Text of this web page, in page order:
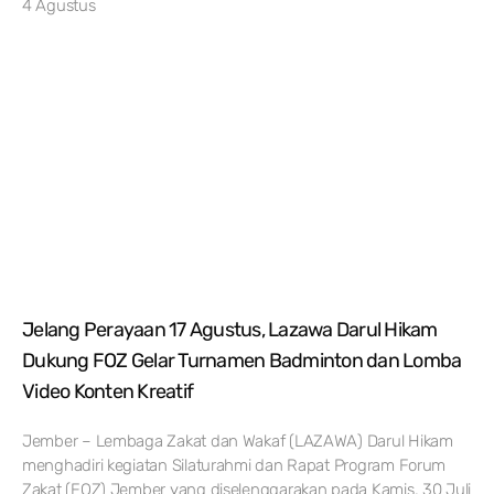
4 Agustus
Jelang Perayaan 17 Agustus, Lazawa Darul Hikam
Dukung FOZ Gelar Turnamen Badminton dan Lomba
Video Konten Kreatif
Jember – Lembaga Zakat dan Wakaf (LAZAWA) Darul Hikam
menghadiri kegiatan Silaturahmi dan Rapat Program Forum
Zakat (FOZ) Jember yang diselenggarakan pada Kamis, 30 Juli